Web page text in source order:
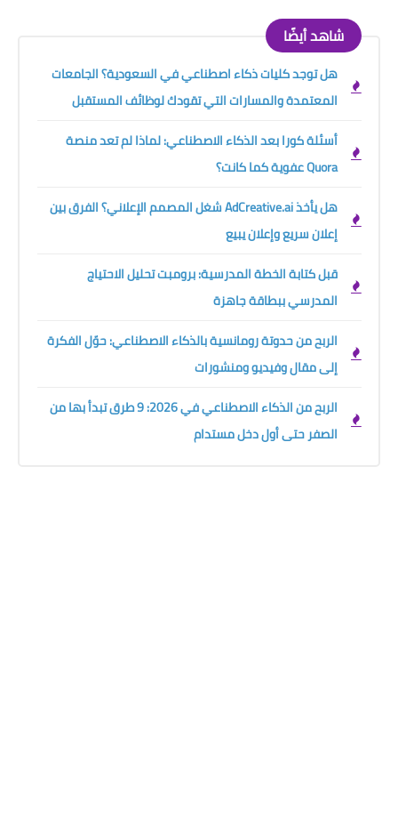
شاهد أيضًا
هل توجد كليات ذكاء اصطناعي في السعودية؟ الجامعات
المعتمدة والمسارات التي تقودك لوظائف المستقبل
أسئلة كورا بعد الذكاء الاصطناعي: لماذا لم تعد منصة
Quora عفوية كما كانت؟
هل يأخذ AdCreative.ai شغل المصمم الإعلاني؟ الفرق بين
إعلان سريع وإعلان يبيع
قبل كتابة الخطة المدرسية: برومبت تحليل الاحتياج
المدرسي ببطاقة جاهزة
الربح من حدوتة رومانسية بالذكاء الاصطناعي: حوّل الفكرة
إلى مقال وفيديو ومنشورات
الربح من الذكاء الاصطناعي في 2026: 9 طرق تبدأ بها من
الصفر حتى أول دخل مستدام